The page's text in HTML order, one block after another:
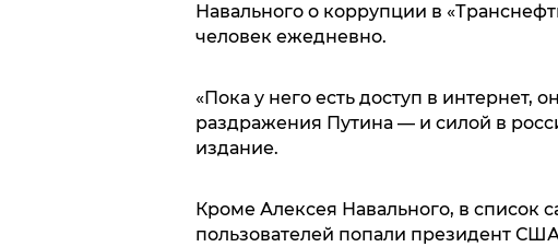
Навального о коррупции в
человек ежедневно.
«Пока у него есть доступ в интернет,
раздражения Путина — и силой в
издание.
Кроме Алексея Навального, в список
пользователей попали президент